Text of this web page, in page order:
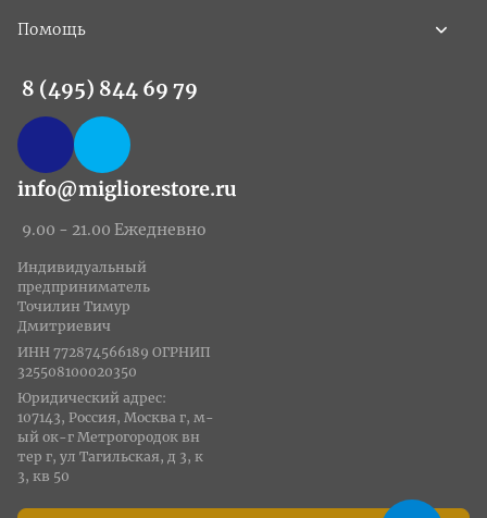
Помощь
8 (495) 844 69 79
info@migliorestore.ru
9.00 - 21.00 Ежедневно
Индивидуальный
предприниматель
Точилин Тимур
Дмитриевич
ИНН 772874566189 ОГРНИП
325508100020350
Юридический адрес:
107143, Россия, Москва г, м-
ый ок-г Метрогородок вн
тер г, ул Тагильская, д 3, к
3, кв 50